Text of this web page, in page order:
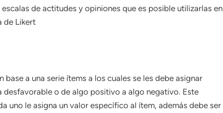
de actitudes y opiniones que es posible utilizarlas en
de Likert
a una serie ítems a los cuales se les debe asignar
o de algo positivo a algo negativo. Este
uno le asigna un valor específico al ítem, además debe ser